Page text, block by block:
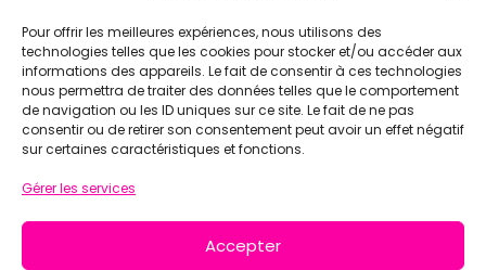
Pour offrir les meilleures expériences, nous utilisons des
technologies telles que les cookies pour stocker et/ou accéder aux
informations des appareils. Le fait de consentir à ces technologies
nous permettra de traiter des données telles que le comportement
de navigation ou les ID uniques sur ce site. Le fait de ne pas
consentir ou de retirer son consentement peut avoir un effet négatif
sur certaines caractéristiques et fonctions.
Gérer les services
Accepter
Karting ludo-éducatif
AIDE
Chatbot IA Maurice
Infos pratiques
INFORMATIONS
Loca'Gonfle Eurl Z.A RODOLPHE, 68840 PULVERSHEIM